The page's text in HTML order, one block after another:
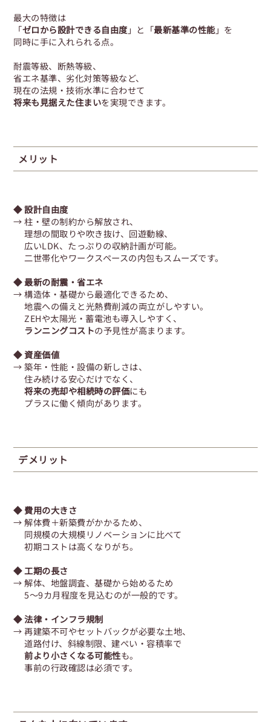
最大の特徴は
「ゼロから設計できる自由度 」と「最新基準の性能」を
同時に手に入れられる点。
耐震等級、断熱等級、
省エネ基準、劣化対策等級など、
現在の法規・技術水準に合わせて
将来も見据えた住まいを実現できます。
メリット
◆ 設計自由度
→ 柱・壁の制約から解放され、
理想の間取りや吹き抜け、回遊動線、
広いLDK、たっぷりの収納計画が可能。
二世帯化やワークスペースの内包もスムーズです。
◆ 最新の耐震・省エネ
→ 構造体・基礎から最適化できるため、
地震への備えと光熱費削減の両立がしやすい。
ZEHや太陽光・蓄電池も導入しやすく、
ランニングコストの予見性が高まります。
◆ 資産価値
→ 築年・性能・設備の新しさは、
住み続ける安心だけでなく、
将来の売却や相続時の評価にも
プラスに働く傾向があります。
デメリット
◆ 費用の大きさ
→ 解体費＋新築費がかかるため、
同規模の大規模リノベーションに比べて
初期コストは高くなりがち。
◆ 工期の長さ
→ 解体、地盤調査、基礎から始めるため
5～9カ月程度を見込むのが一般的です。
◆ 法律・インフラ規制
→ 再建築不可やセットバックが必要な土地、
道路付け、斜線制限、建ぺい・容積率で
前より小さくなる可能性も。
事前の行政確認は必須です。